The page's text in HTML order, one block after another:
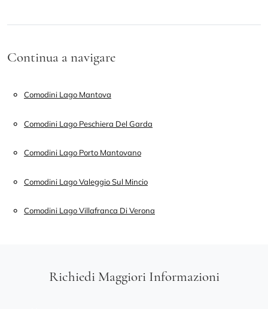
Continua a navigare
Comodini Lago Mantova
Comodini Lago Peschiera Del Garda
Comodini Lago Porto Mantovano
Comodini Lago Valeggio Sul Mincio
Comodini Lago Villafranca Di Verona
Richiedi Maggiori Informazioni